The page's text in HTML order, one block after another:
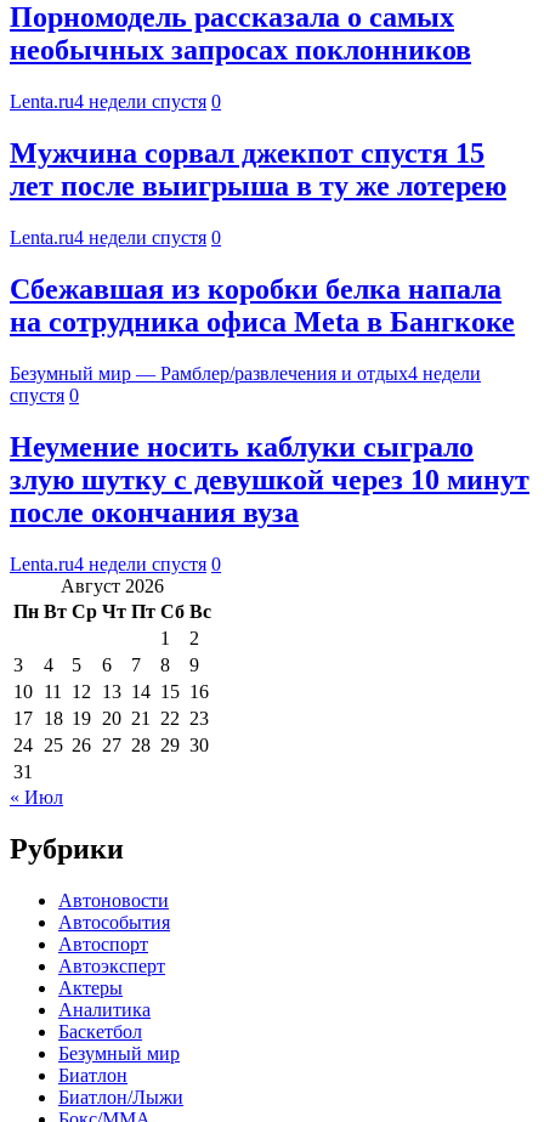
Порномодель рассказала о самых
необычных запросах поклонников
Lenta.ru4 недели спустя 0
Мужчина сорвал джекпот спустя 15
лет после выигрыша в ту же лотерею
Lenta.ru4 недели спустя 0
Сбежавшая из коробки белка напала
на сотрудника офиса Meta в Бангкоке
Безумный мир — Рамблер/развлечения и отдых4 недели
спустя 0
Неумение носить каблуки сыграло
злую шутку с девушкой через 10 минут
после окончания вуза
Lenta.ru4 недели спустя 0
Август 2026
Пн Вт Ср Чт Пт Сб Вс
1
2
3
4 5 6 7 8
9
10 11 12 13 14 15 16
17 18 19 20 21 22 23
24 25 26 27 28 29 30
31
« Июл
Рубрики
Автоновости
Автособытия
Автоспорт
Автоэксперт
Актеры
Аналитика
Баскетбол
Безумный мир
Биатлон
Биатлон/Лыжи